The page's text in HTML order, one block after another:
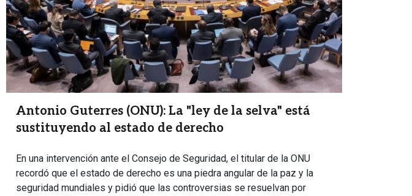
Antonio Guterres (ONU): La "ley de la selva" está
sustituyendo al estado de derecho
En una intervención ante el Consejo de Seguridad, el titular de la ONU
recordó que el estado de derecho es una piedra angular de la paz y la
seguridad mundiales y pidió que las controversias se resuelvan por